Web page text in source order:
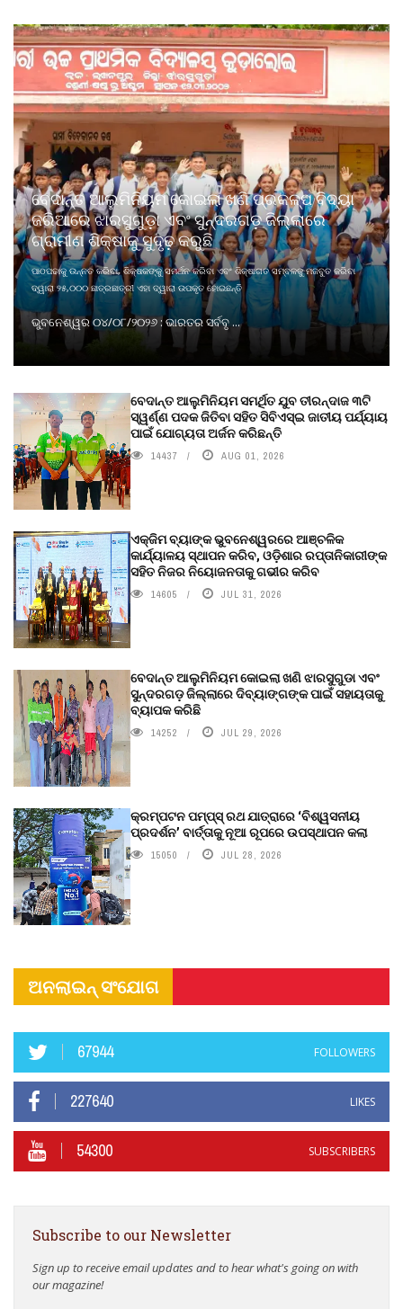
ବେଦାନ୍ତ ଆଲୁମିନିୟମ କୋଇଲା ଖଣି ପ୍ରକଳ୍ପ ବିଦ୍ୟା
ଜରିଆରେ ଝାରସୁଗୁଡ଼ା ଏବଂ ସୁନ୍ଦରଗଡ଼ ଜିଲ୍ଲାରେ
ଗ୍ରାମୀଣ ଶିକ୍ଷାକୁ ସୁଦୃଢ଼ କରୁଛି
ପାଠପଢାକୁ ଉନ୍ନତ କରିବା, ଶିକ୍ଷକଙ୍କୁ ସମର୍ଥନ କରିବା ଏବଂ ଶିକ୍ଷାଗତ ସମ୍ବଳକୁ ମଜବୁତ କରିବା
ଦ୍ୱାରା ୨୫,୦୦୦ ଛାତ୍ରଛାତ୍ରୀ ଏହା ଦ୍ୱାରା ଉପକୃତ ହୋଇଛନ୍ତି
ଭୁବନେଶ୍ୱର ୦୪/୦୮/୨୦୨୬ : ଭାରତର ସର୍ବବୃ ...
ବେଦାନ୍ତ ଆଲୁମିନିୟମ ସମର୍ଥିତ ଯୁବ ତୀରନ୍ଦାଜ ୩ଟି
ସ୍ୱର୍ଣ୍ଣ ପଦକ ଜିତିବା ସହିତ ସିବିଏସ୍ଇ ଜାତୀୟ ପର୍ଯ୍ୟାୟ
ପାଇଁ ଯୋଗ୍ୟତା ଅର୍ଜନ କରିଛନ୍ତି
14437 AUG 01, 2026
ଏକ୍ଜିମ ବ୍ୟାଙ୍କ ଭୁବନେଶ୍ୱରରେ ଆଞ୍ଚଳିକ
କାର୍ଯ୍ୟାଳୟ ସ୍ଥାପନ କରିବ, ଓଡ଼ିଶାର ରପ୍ତାନିକାରୀଙ୍କ
ସହିତ ନିଜର ନିୟୋଜନତାକୁ ଗଭୀର କରିବ
14605 JUL 31, 2026
ବେଦାନ୍ତ ଆଲୁମିନିୟମ କୋଇଲା ଖଣି ଝାରସୁଗୁଡା ଏବଂ
ସୁନ୍ଦରଗଡ଼ ଜିଲ୍ଲାରେ ଦିବ୍ୟାଙ୍ଗଙ୍କ ପାଇଁ ସହାୟତାକୁ
ବ୍ୟାପକ କରିଛି
14252 JUL 29, 2026
କ୍ରମ୍ପଟନ ପମ୍ପ୍‌ସ୍‌ ରଥ ଯାତ୍ରାରେ ‘ବିଶ୍ୱସନୀୟ
ପ୍ରଦର୍ଶନ’ ବାର୍ତ୍ତାକୁ ନୂଆ ରୂପରେ ଉପସ୍ଥାପନ କଲା
15050 JUL 28, 2026
ଅନଲାଇନ୍ ସଂଯୋଗ
67944 FOLLOWERS
227640 LIKES
54300 SUBSCRIBERS
Subscribe to our Newsletter
Sign up to receive email updates and to hear what's going on with
our magazine!